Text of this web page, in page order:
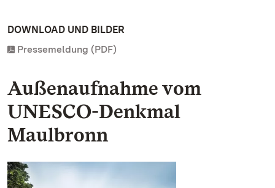
DOWNLOAD UND BILDER
Pressemeldung (PDF)
Außenaufnahme vom
UNESCO-Denkmal
Maulbronn